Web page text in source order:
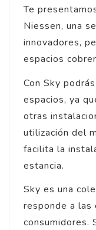
Te
Niessen, una
innovadores,
espacios
Con Sky
espacios, ya
otras
utilización del
facilita la
estancia.
Sky es una
responde a las
consumidores.